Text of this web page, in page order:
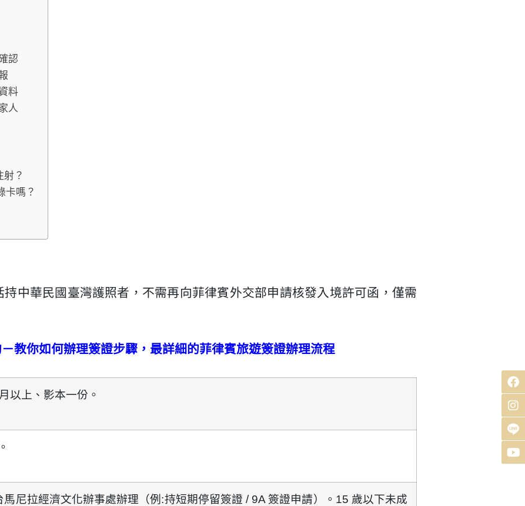
認
料
人
？
卡嗎？
中華民國臺灣護照者，不需再向菲律賓外交部申請核發入境許可函，僅需
教你如何辦理簽證步驟，最詳細的菲律賓旅遊簽證辦理流程
以上 、影本一份。
馬尼拉經濟文化辦事處辦理（例:持短期停留簽證 / 9A 簽證申請）。15 歲以下未成